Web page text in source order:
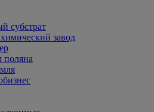
субстрат
завод
поляна